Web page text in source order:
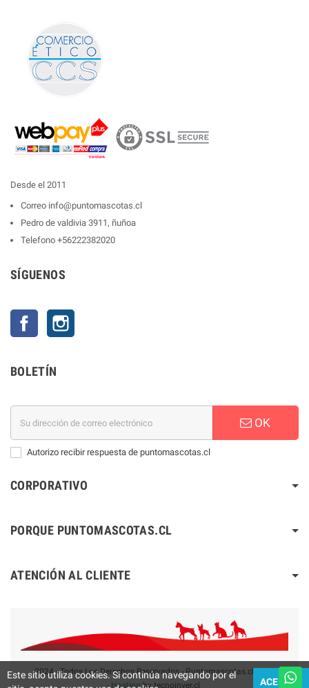
Desde el 2011
Correo info@puntomascotas.cl
Pedro de valdivia 3911, ñuñoa
Telefono +56222382020
SÍGUENOS
Facebook
BOLETÍN
OK
Autorizo recibir respuesta de puntomascotas.cl
CORPORATIVO
PORQUE PUNTOMASCOTAS.CL
ATENCIÓN AL CLIENTE
2024 - Todos Los Derechos Reservados - Puntomascotas.cl V2.0
-Hosting by tecnoinver.cl
Este sitio utiliza cookies. Si continúa navegando por el
ACEPTAR